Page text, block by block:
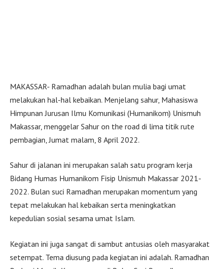
MAKASSAR- Ramadhan adalah bulan mulia bagi umat
melakukan hal-hal kebaikan. Menjelang sahur, Mahasiswa
Himpunan Jurusan Ilmu Komunikasi (Humanikom) Unismuh
Makassar, menggelar Sahur on the road di lima titik rute
pembagian, Jumat malam, 8 April 2022.
Sahur di jalanan ini merupakan salah satu program kerja
Bidang Humas Humanikom Fisip Unismuh Makassar 2021-
2022. Bulan suci Ramadhan merupakan momentum yang
tepat melakukan hal kebaikan serta meningkatkan
kepedulian sosial sesama umat Islam.
Kegiatan ini juga sangat di sambut antusias oleh masyarakat
setempat. Tema diusung pada kegiatan ini adalah. Ramadhan